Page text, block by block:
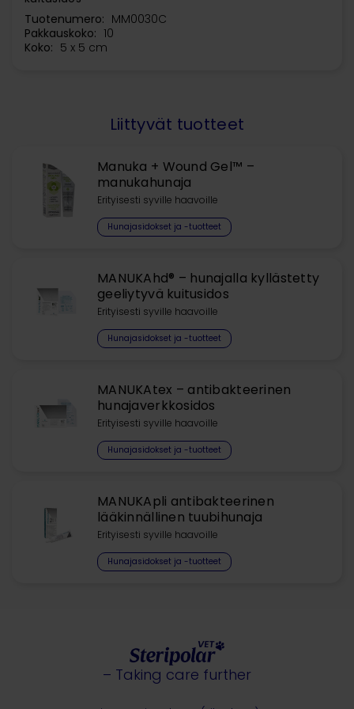
Tuotenumero: MM0030C
Pakkauskoko: 10
Koko: 5 x 5 cm
Liittyvät tuotteet
Manuka + Wound Gel™ –
manukahunaja
Erityisesti syville haavoille
Hunajasidokset ja -tuotteet
MANUKAhd® – hunajalla kyllästetty
geeliytyvä kuitusidos
Erityisesti syville haavoille
Hunajasidokset ja -tuotteet
MANUKAtex – antibakteerinen
hunajaverkkosidos
Erityisesti syville haavoille
Hunajasidokset ja -tuotteet
MANUKApli antibakteerinen
lääkinnällinen tuubihunaja
Erityisesti syville haavoille
Hunajasidokset ja -tuotteet
– Taking care further